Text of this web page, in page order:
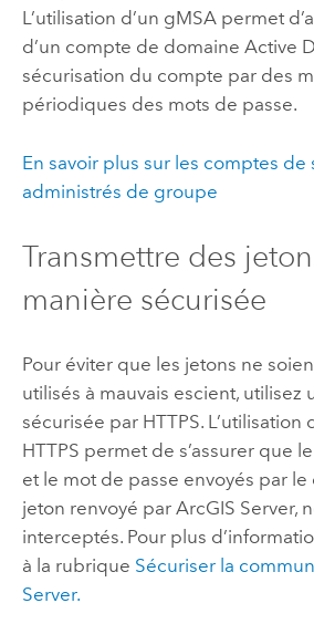
L’utilisation d’un gMSA permet
d’un compte de domaine Active
sécurisation du compte par des
périodiques des mots de passe.
En savoir plus sur les comptes de
administrés de groupe
Transmettre des
manière sécurisée
Pour éviter que les jetons ne
utilisés à mauvais escient, utilisez
sécurisée par HTTPS. L’utilisation
HTTPS permet de s’assurer que
et le mot de passe envoyés par le
jeton renvoyé par ArcGIS Server,
interceptés. Pour plus
à la rubrique Sécuriser la
Server.